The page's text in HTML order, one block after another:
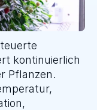
kontinuierlich
Pflanzen.